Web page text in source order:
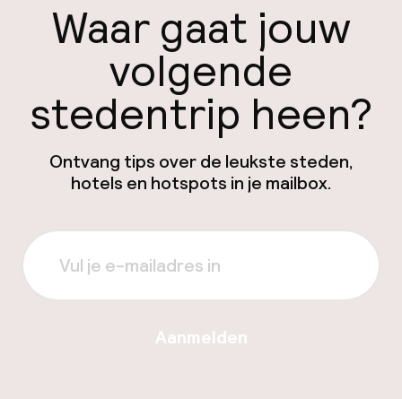
Waar gaat jouw
volgende
stedentrip heen?
Ontvang tips over de leukste steden,
hotels en hotspots in je mailbox.
Aanmelden